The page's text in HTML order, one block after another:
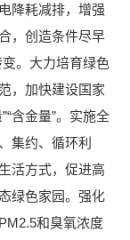
降耗减排，增强
，创造条件尽早
变。大力培育绿色
，加快建设国家
含金量”。实施全
集约、循环利
活方式，促进高
绿色家园。强化
和臭氧浓度